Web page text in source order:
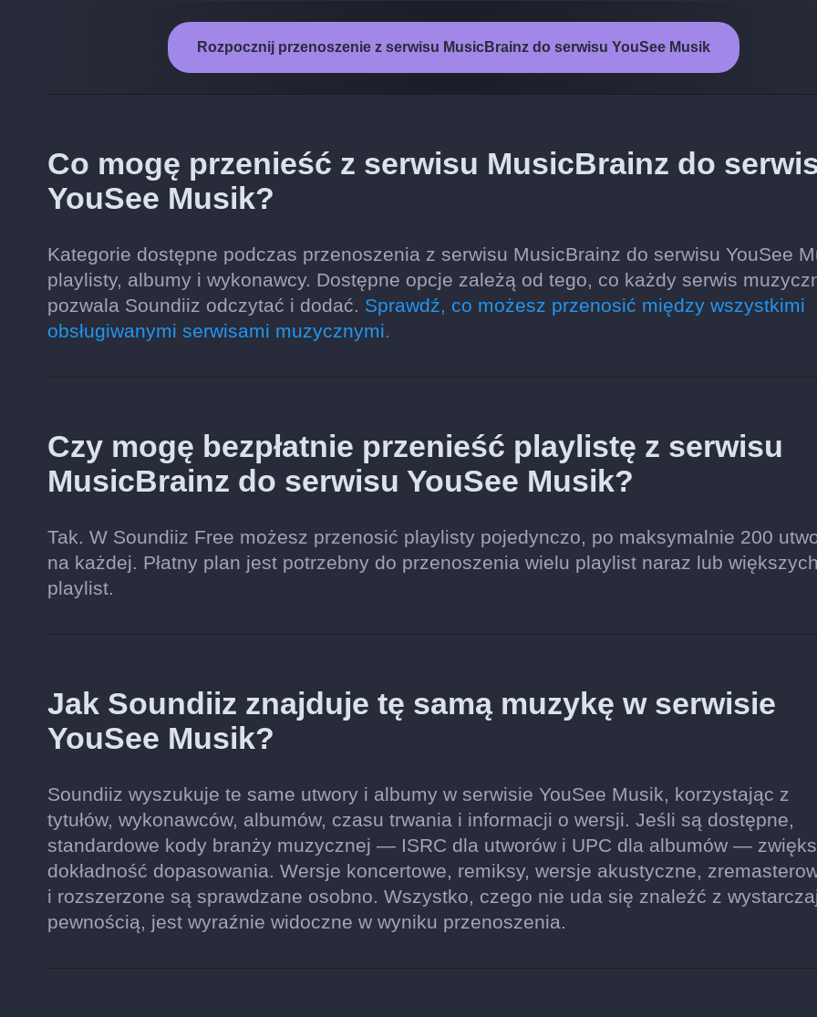
Rozpocznij przenoszenie z serwisu MusicBrainz do serwisu YouSee Musik
Co mogę przenieść z serwisu MusicBrainz do
YouSee Musik?
Kategorie dostępne podczas przenoszenia z serwisu MusicBrainz do serwisu YouSee
playlisty, albumy i wykonawcy. Dostępne opcje zależą od tego, co każdy serwis
pozwala Soundiiz odczytać i dodać. Sprawdź, co możesz przenosić między wszystkimi
obsługiwanymi serwisami muzycznymi.
Czy mogę bezpłatnie przenieść playlistę z serwisu
MusicBrainz do serwisu YouSee Musik?
Tak. W Soundiiz Free możesz przenosić playlisty pojedynczo, po maksymalnie 200
na każdej. Płatny plan jest potrzebny do przenoszenia wielu playlist naraz lub
playlist.
Jak Soundiiz znajduje tę samą muzykę w serwisie
YouSee Musik?
Soundiiz wyszukuje te same utwory i albumy w serwisie YouSee Musik, korzystając z
tytułów, wykonawców, albumów, czasu trwania i informacji o wersji. Jeśli są dostępne,
standardowe kody branży muzycznej — ISRC dla utworów i UPC dla albumów —
dokładność dopasowania. Wersje koncertowe, remiksy, wersje akustyczne,
i rozszerzone są sprawdzane osobno. Wszystko, czego nie uda się znaleźć z
pewnością, jest wyraźnie widoczne w wyniku przenoszenia.